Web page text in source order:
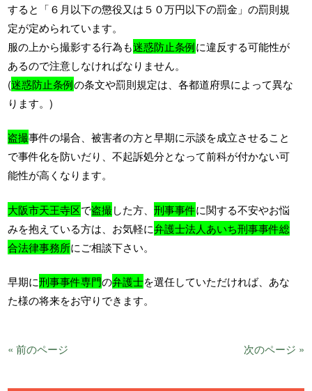
すると「６月以下の懲役又は５０万円以下の罰金」の罰則規
定が定められています。
服の上から撮影する行為も迷惑防止条例に違反する可能性が
あるので注意しなければなりません。
(迷惑防止条例の条文や罰則規定は、各都道府県によって異な
ります。)
盗撮事件の場合、被害者の方と早期に示談を成立させること
で事件化を防いだり、不起訴処分となって前科が付かない可
能性が高くなります。
大阪市天王寺区で盗撮した方、刑事事件に関する不安やお悩
みを抱えている方は、お気軽に弁護士法人あいち刑事事件総
合法律事務所にご相談下さい。
早期に刑事事件専門の弁護士を選任していただければ、あな
た様の将来をお守りできます。
« 前のページ 次のページ »